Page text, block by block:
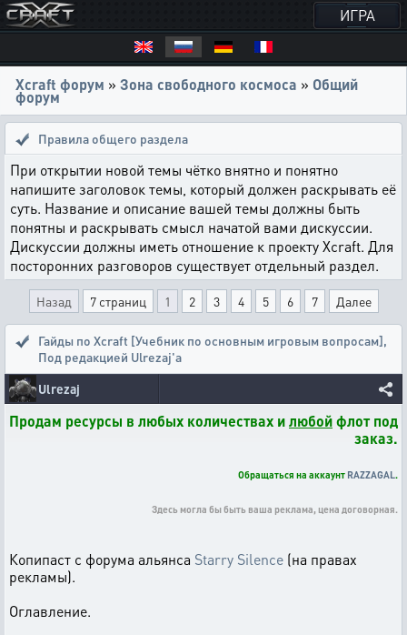
ИГРА
Xcraft форум » Зона свободного космоса » Общий
форум
Правила общего раздела
При открытии новой темы чётко внятно и понятно
напишите заголовок темы, который должен раскрывать её
суть. Название и описание вашей темы должны быть
понятны и раскрывать смысл начатой вами дискуссии.
Дискуссии должны иметь отношение к проекту Xcraft. Для
посторонних разговоров существует отдельный раздел.
Назад 7 страниц 1 2 3 4 5 6 7 Далее
Гайды по Xcraft [Учебник по основным игровым вопросам],
Под редакцией Ulrezaj'a
Ulrezaj
Продам ресурсы в любых количествах илюбойфлот под
заказ.
Обращаться на аккаунт RAZZAGAL.
Здесь могла бы быть ваша реклама, цена договорная.
Копипаст с форума альянса Starry Silence (на правах
рекламы).
Оглавление.